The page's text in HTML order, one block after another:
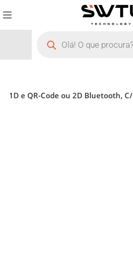
1D e QR-Code ou 2D Bluetooth,